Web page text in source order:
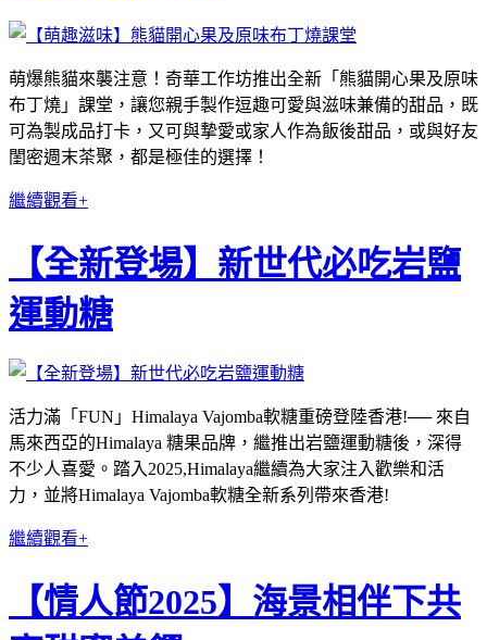
萌爆熊貓來襲注意！奇華工作坊推出全新「熊貓開心果及原味
布丁燒」課堂，讓您親手製作逗趣可愛與滋味兼備的甜品，既
可為製成品打卡，又可與摯愛或家人作為飯後甜品，或與好友
閨密週末茶聚，都是極佳的選擇！
繼續觀看+
【全新登場】新世代必吃岩鹽
運動糖
活力滿「FUN」Himalaya Vajomba軟糖重磅登陸香港!── 來自
馬來西亞的Himalaya 糖果品牌，繼推出岩鹽運動糖後，深得
不少人喜愛。踏入2025,Himalaya繼續為大家注入歡樂和活
力，並將Himalaya Vajomba軟糖全新系列帶來香港!
繼續觀看+
【情人節2025】海景相伴下共